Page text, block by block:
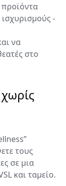
-
να
στο
τους
σε μια
και ταμείο.